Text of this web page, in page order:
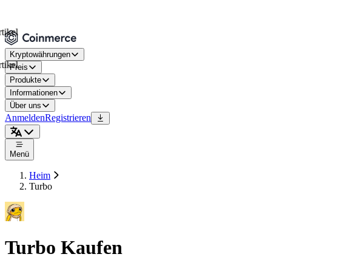
Kryptowährungen
Preis
Produkte
Informationen
Über uns
AnmeldenRegistrieren
Menü
Heim
Turbo
Turbo Kaufen